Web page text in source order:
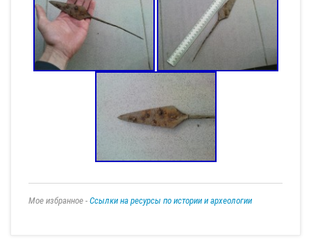
Мое избранное - Ссылки на ресурсы по истории и археологии